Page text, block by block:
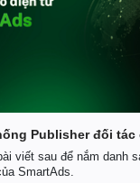
Publisher đối tác
viết sau để nắm danh
SmartAds.